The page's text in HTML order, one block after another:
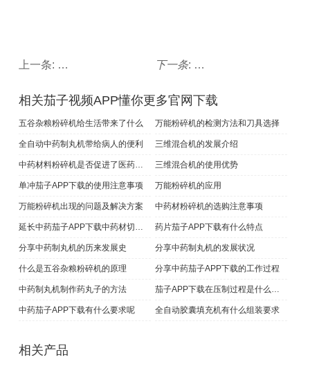
上一条:
延长中药茄子APP下载中药材切片保鲜期的方法
下一条: 茄子APP下载的使用要
相关茄子视频APP懂你更多官网下载
五谷杂粮粉碎机给生活带来了什么 万能粉碎机的检测方法和刀具选择
全自动中药制丸机带给病人的便利 三维混合机的发展介绍
中药材料粉碎机是否促进了医药的发展 三维混合机的使用优势
单冲茄子APP下载​的使用注意事项 万能粉碎机的应用
万能粉碎机出现的问题及解决方案 中药材粉碎机的选购注意事项
延长中药茄子APP下载中药材切片保鲜期的方法 药片茄子APP下载有什么特点
分享中药制丸机的历来发展史 分享中药制丸机的发展状况
什么是五谷杂粮粉碎机的原理 分享中药茄子APP下载的工作过程
中药制丸机制作药丸子的方法 茄子APP下载在压制过程是什么样的
中药茄子APP下载有什么要求呢 全自动胶囊填充机有什么组装要求
相关产品